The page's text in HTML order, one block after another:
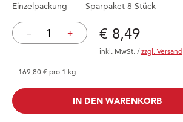
Einzelpackung Sparpaket 8 Stück
– + Preis: € 8,49
€ 8,49
inkl. MwSt. /zzgl. Versand
169,80 € pro 1 kg
IN DEN WARENKORB